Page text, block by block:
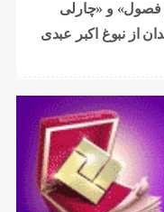
فصول» و «چارلی
از نبوغ اکبر عبدی